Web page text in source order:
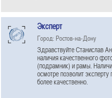
Эксперт
Город: Ростов-на-Дону
Здравствуйте Станислав
наличия качественного
(подрамник) и рамы.
осмотре позволит
более качественно.